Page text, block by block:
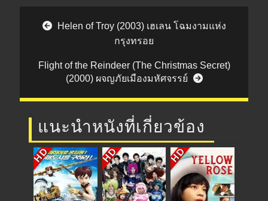
Post navigation
Helen of Troy (2003) เฮเลน โฉมงามแห่ง
กรุงทรอย
Flight of the Reindeer (The Christmas Secret)
(2000) ผจญภัยเมืองมหัศจรรย์
แนะนำหนังที่เกี่ยวข้อง
HD HD HD